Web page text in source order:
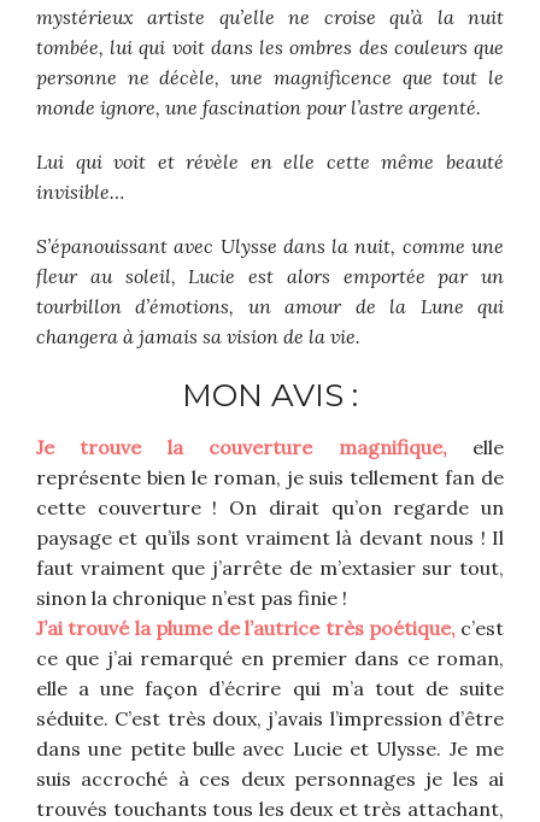
mystérieux artiste qu’elle ne croise qu’à la nuit
tombée, lui qui voit dans les ombres des couleurs que
personne ne décèle, une magnificence que tout le
monde ignore, une fascination pour l’astre argenté.
Lui qui voit et révèle en elle cette même beauté
invisible…
S’épanouissant avec Ulysse dans la nuit, comme une
fleur au soleil, Lucie est alors emportée par un
tourbillon d’émotions, un amour de la Lune qui
changera à jamais sa vision de la vie.
MON AVIS :
Je trouve la couverture magnifique, elle
représente bien le roman, je suis tellement fan de
cette couverture ! On dirait qu’on regarde un
paysage et qu’ils sont vraiment là devant nous ! Il
faut vraiment que j’arrête de m’extasier sur tout,
sinon la chronique n’est pas finie !
J’ai trouvé la plume de l’autrice très poétique, c’est
ce que j’ai remarqué en premier dans ce roman,
elle a une façon d’écrire qui m’a tout de suite
séduite. C’est très doux, j’avais l’impression d’être
dans une petite bulle avec Lucie et Ulysse. Je me
suis accroché à ces deux personnages je les ai
trouvés touchants tous les deux et très attachant,